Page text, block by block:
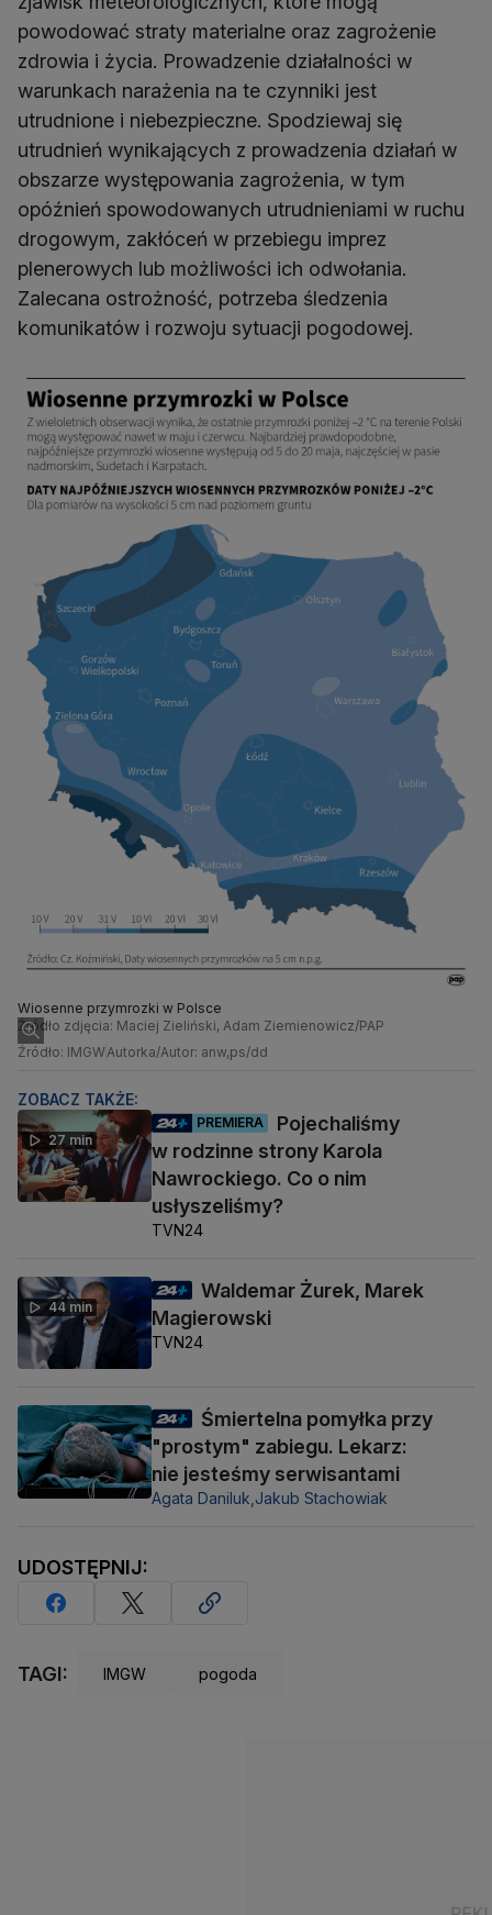
powodować straty materialne oraz zagrożenie
zdrowia i życia. Prowadzenie działalności w
warunkach narażenia na te czynniki jest
utrudnione i niebezpieczne. Spodziewaj się
utrudnień wynikających z prowadzenia działań w
obszarze występowania zagrożenia, w tym
opóźnień spowodowanych utrudnieniami w ruchu
drogowym, zakłóceń w przebiegu imprez
plenerowych lub możliwości ich odwołania.
Zalecana ostrożność, potrzeba śledzenia
komunikatów i rozwoju sytuacji pogodowej.
Wiosenne przymrozki w Polsce
Źródło zdjęcia: Maciej Zieliński, Adam Ziemienowicz/PAP
Źródło: IMGWAutorka/Autor: anw,ps/dd
ZOBACZ TAKŻE:
27 min
PREMIERA
Pojechaliśmy
w rodzinne strony Karola
Nawrockiego. Co o nim
usłyszeliśmy?
TVN24
44 min
Waldemar Żurek, Marek
Magierowski
TVN24
Śmiertelna pomyłka przy
"prostym" zabiegu. Lekarz:
nie jesteśmy serwisantami
Agata Daniluk, Jakub Stachowiak
UDOSTĘPNIJ:
TAGI: IMGW pogoda